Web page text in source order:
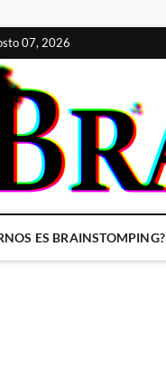
07, 2026
ES BRAINSTOMPING?